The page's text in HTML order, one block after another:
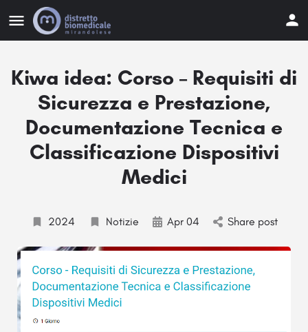
Kiwa idea: Corso – Requisiti di
Sicurezza e Prestazione,
Documentazione Tecnica e
Classificazione Dispositivi
Medici
2024 Notizie Apr 04 Share post